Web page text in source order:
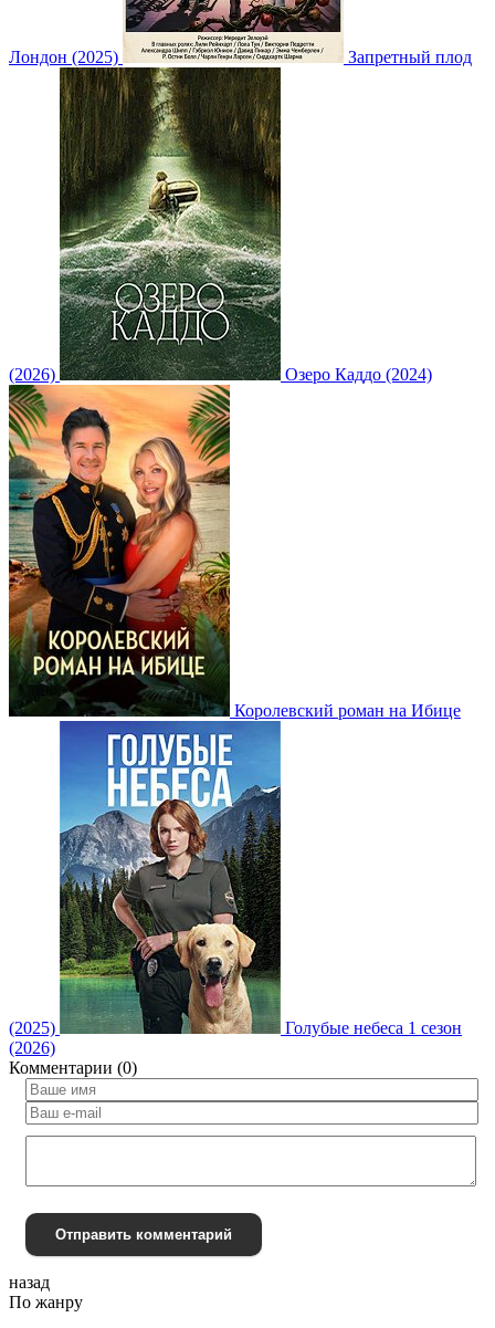
Лондон (2025) Запретный плод
(2026) Озеро Каддо (2024)
Королевский роман на Ибице
(2025)
Голубые небеса 1 сезон
(2026)
Комментарии (0)
Отправить комментарий
назад
По жанру